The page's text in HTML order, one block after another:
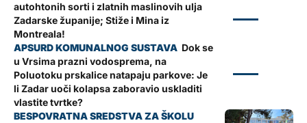
autohtonih sorti i zlatnih maslinovih ulja
Zadarske županije; Stiže i Mina iz
Montreala!
Dok se
u Vrsima prazni vodosprema, na
Poluotoku prskalice natapaju parkove: Je
li Zadar uoči kolapsa zaboravio uskladiti
vlastite tvrtke?